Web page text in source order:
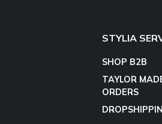
STYLIA
SHOP B2B
TAYLOR
ORDERS